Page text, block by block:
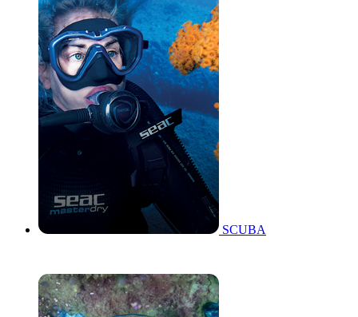
SCUBA